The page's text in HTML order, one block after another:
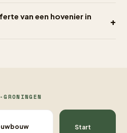
van een hovenier in
+
Start